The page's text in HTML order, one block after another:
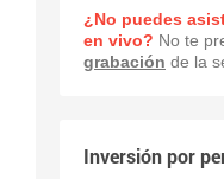
¿No puedes
en vivo? No te
grabación de la
Inversión por